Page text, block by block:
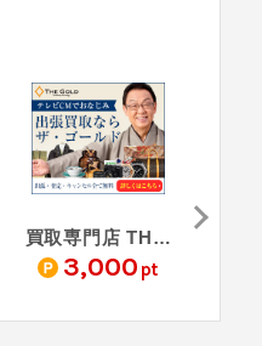
買取専門店 THE GOLD - ザ・ゴールド
3,000 pt